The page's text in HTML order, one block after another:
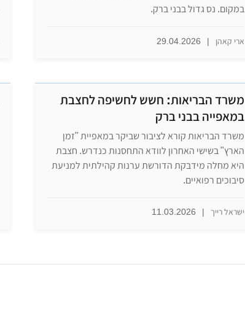
במקום. נס גדול בבני ברק.
ארי קאהן |
29.04.2026
משרד הבריאות: חשש לחשיפה לחצבת
במאפייה בבני ברק
משרד הבריאות קורא לציבור שביקר במאפיית "זמן
הארץ" בשישי האחרון לוודא התחסנות כנדרש. חצבת
היא מחלה מידבקת הדורשת ערנות קהילתית למניעת
סיבוכים רפואיים.
ישראל רייך |
11.03.2026